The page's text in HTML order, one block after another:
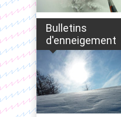
Bulletins
d'enneigement